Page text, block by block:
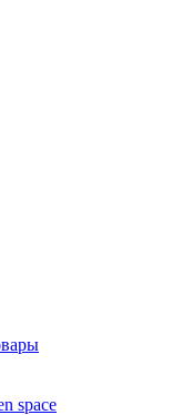
space